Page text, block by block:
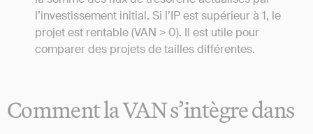
l’investissement initial. Si l’IP est supérieur à 1, le
projet est rentable (VAN > 0). Il est utile pour
comparer des projets de tailles différentes.
Comment la VAN s’intègre dans